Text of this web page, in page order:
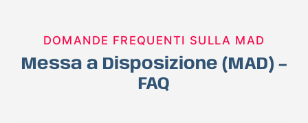
DOMANDE FREQUENTI SULLA MAD
Messa a Disposizione (MAD) –
FAQ